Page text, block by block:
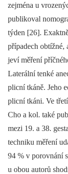
zejména u
publikoval
týden [26].
případech obtížné,
jeví měření
Laterální tenké
plicní tkáně. Jeho
plicní tkáni. Ve
Cho a kol. také
mezi 19. a 38.
techniku měření
94 % v porovnání
u obou autorů